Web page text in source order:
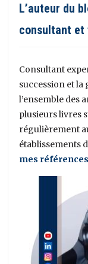
L’auteur du
consultant et
Consultant
succession et
l’ensemble des
plusieurs livres
régulièrement
établissements
mes références